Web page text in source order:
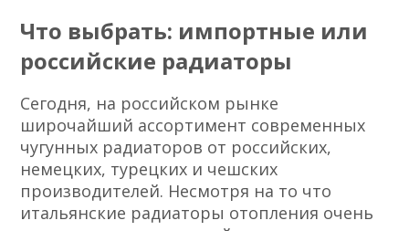
Что выбрать: импортные или
российские радиаторы
Сегодня, на российском рынке
широчайший ассортимент современных
чугунных радиаторов от российских,
немецких, турецких и чешских
производителей. Несмотря на то что
итальянские радиаторы отопления очень